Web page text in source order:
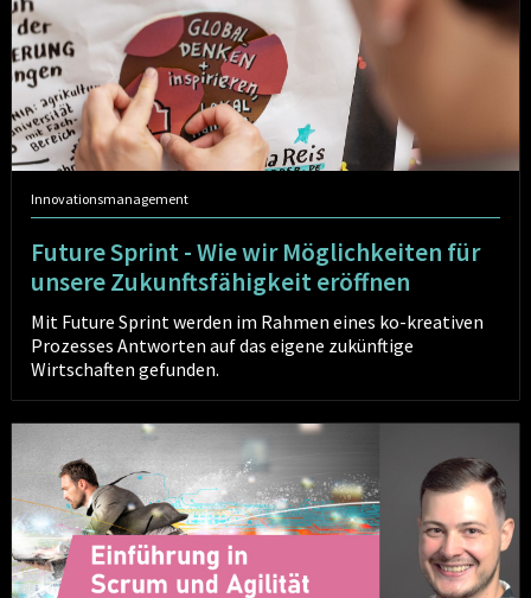
Innovationsmanagement
Future Sprint - Wie wir Möglichkeiten für
unsere Zukunftsfähigkeit eröffnen
Mit Future Sprint werden im Rahmen eines ko-kreativen
Prozesses Antworten auf das eigene zukünftige
Wirtschaften gefunden.
Möglichkeiten
für
unsere
Zukunftsfähigkeit
eröffnen
Scrum
und
Agilität